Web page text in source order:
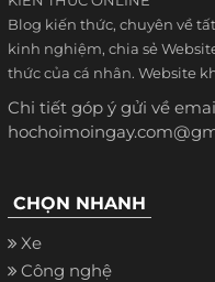
Blog kiến thức, chuyên về
kinh nghiệm, chia sẻ
thức của cá nhân. Website
Chi tiết góp ý gửi về
CHỌN NHANH
Xe
Công nghệ